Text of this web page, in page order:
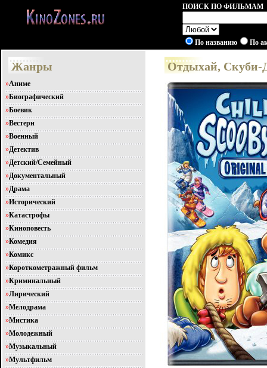
ПОИСК ПО ФИЛЬМАМ
По названию По
Жанры
»Аниме
»Биографический
»Боевик
»Вестерн
»Военный
»Детектив
»Детский/Семейный
»Документальный
»Драма
»Исторический
»Катастрофы
»Киноповесть
»Комедия
»Комикс
»Короткометражный фильм
»Криминальный
»Лирический
»Мелодрама
»Мистика
»Молодежный
»Музыкальный
»Мультфильм
Отдыхай, Скуби-